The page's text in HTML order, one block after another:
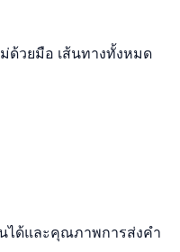
ด้วยมือ เส้นทางทั้งหมด
นได้และคุณภาพการส่งคำ